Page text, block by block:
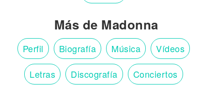
Más de Madonna
Perfil Biografía Música Vídeos
Letras Discografía Conciertos